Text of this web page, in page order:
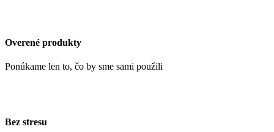
Overené produkty
Ponúkame len to, čo by sme sami použili
Bez stresu